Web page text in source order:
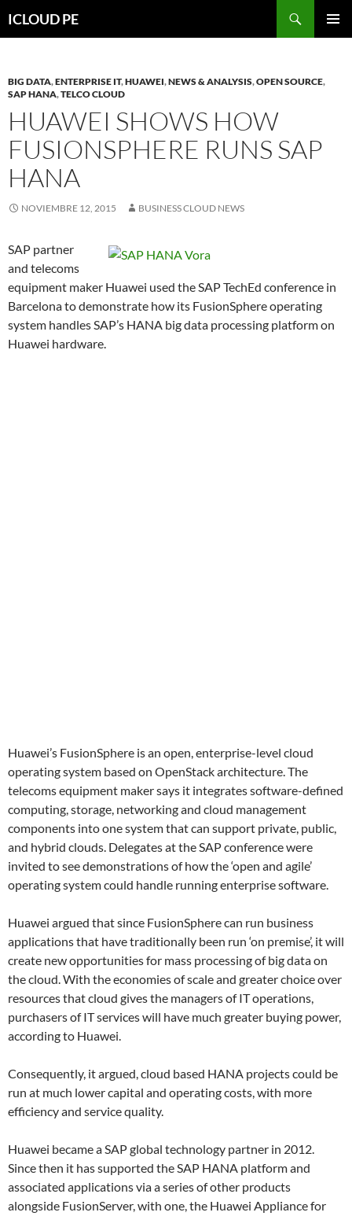
hacia
ICLOUD PE
BIG DATA,ENTERPRISE IT,HUAWEI,NEWS & ANALYSIS,OPEN SOURCE,
SAP HANA,TELCO CLOUD
HUAWEI SHOWS HOW
FUSIONSPHERE RUNS SAP
HANA
NOVIEMBRE 12, 2015 BUSINESS CLOUD NEWS
SAP partner
and telecoms
equipment maker Huawei used the SAP TechEd conference in
Barcelona to demonstrate how its FusionSphere operating
system handles SAP’s HANA big data processing platform on
Huawei hardware.
Huawei’s FusionSphere is an open, enterprise-level cloud
operating system based on OpenStack architecture. The
telecoms equipment maker says it integrates software-defined
computing, storage, networking and cloud management
components into one system that can support private, public,
and hybrid clouds. Delegates at the SAP conference were
invited to see demonstrations of how the ‘open and agile’
operating system could handle running enterprise software.
Huawei argued that since FusionSphere can run business
applications that have traditionally been run ‘on premise’, it will
create new opportunities for mass processing of big data on
the cloud. With the economies of scale and greater choice over
resources that cloud gives the managers of IT operations,
purchasers of IT services will have much greater buying power,
according to Huawei.
Consequently, it argued, cloud based HANA projects could be
run at much lower capital and operating costs, with more
efficiency and service quality.
Huawei became a SAP global technology partner in 2012.
Since then it has supported the SAP HANA platform and
associated applications via a series of other products
alongside FusionServer, with one, the Huawei Appliance for